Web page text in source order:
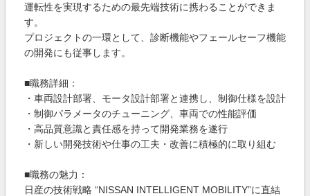
運転性を実現するための最先端技術に携わることができま
す。
プロジェクトの一環として、診断機能やフェールセーフ機能
の開発にも従事します。
■職務詳細：
・車両設計部署、モータ設計部署と連携し、制御仕様を設計
・制御パラメータのチューニング、車両での性能評価
・高品質意識と責任感を持って開発業務を遂行
・新しい開発技術や仕事の工夫・改善に積極的に取り組む
■職務の魅力：
日産の技術戦略 “NISSAN INTELLIGENT MOBILITY”に直結